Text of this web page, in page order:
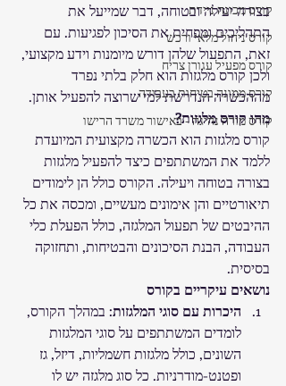
קורס מכונה ניידת
קורס ניהול מלאי ורכש
קורס מפעיל עגורן צריח
קורס ממונה בטיחות בעבודה
קורס מורה נהיגה - באישור משרד הרישו
בצורה יעילה ובטוחה, דבר שמייעל את
התהליכים ומפחית את הסיכון לפגיעות. עם
זאת, התפעול שלהן דורש מיומנות וידע מקצועי,
ולכן קורס מלגזות הוא חלק בלתי נפרד
מההכשרה הנדרשת למי שרוצה להפעיל אותן.
מהו קורס מלגזות?
קורס מלגזות הוא הכשרה מקצועית המיועדת
ללמד את המשתתפים כיצד להפעיל מלגזות
בצורה בטוחה ויעילה. הקורס כולל הן לימודים
תיאורטיים והן אימונים מעשיים, ומכסה את כל
ההיבטים של תפעול המלגזה, כולל הפעלת כלי
העבודה, הבנת הסיכונים והבטיחות, ותחזוקה
בסיסית.
נושאים עיקריים בקורס
היכרות עם סוגי המלגזות: במהלך הקורס,
לומדים המשתתפים על סוגי המלגזות
השונים, כולל מלגזות חשמליות, דיזל, גז
ופטנט-מודרניות. כל סוג מלגזה יש לו